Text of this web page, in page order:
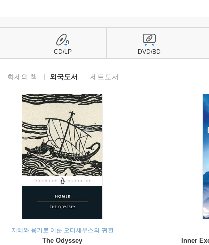
화제의 책 외국도서 세트도서
지혜와 용기로 이룬 오디세우스의 귀환
The Odyssey
CD/LP DVD/BD